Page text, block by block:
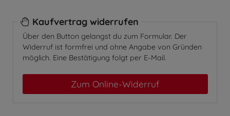
Kaufvertrag widerrufen
Über den Button gelangst du zum Formular. Der
Widerruf ist formfrei und ohne Angabe von Gründen
möglich. Eine Bestätigung folgt per E-Mail.
Zum Online-Widerruf